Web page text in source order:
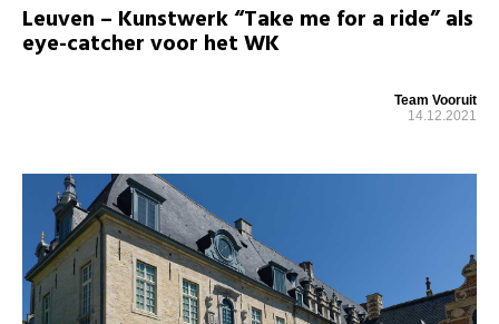
Leuven – Kunstwerk “Take me for a ride” als
eye-catcher voor het WK
Team Vooruit
14.12.2021